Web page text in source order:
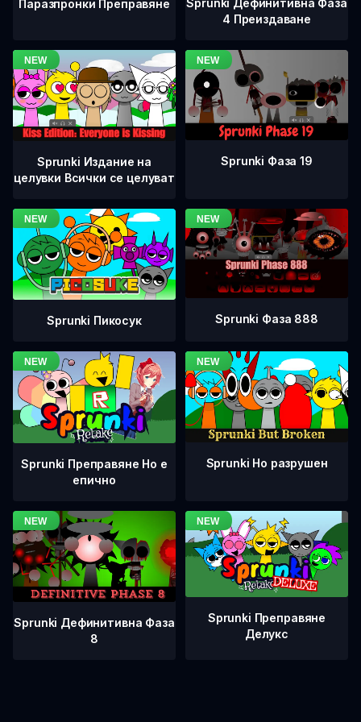
Паразпронки Преправяне
Sprunki Дефинитивна Фаза
4 Преиздаване
Sprunki Издание на
целувки Всички се целуват
Sprunki Фаза 19
Sprunki Пикосук Sprunki Фаза 888
Sprunki Преправяне Но е
епично
Sprunki Но разрушен
Sprunki Дефинитивна Фаза
8
Sprunki Преправяне
Делукс